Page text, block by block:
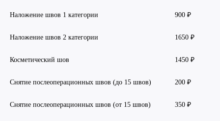
Наложение швов 1 категории 900 ₽
Наложение швов 2 категории 1650 ₽
Косметический шов 1450 ₽
Снятие послеоперационных швов (до 15 швов) 200 ₽
Снятие послеоперационных швов (от 15 швов) 350 ₽